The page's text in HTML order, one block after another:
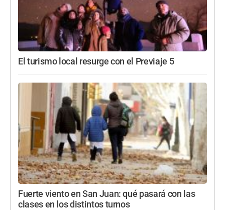
El turismo local resurge con el Previaje 5
Fuerte viento en San Juan: qué pasará con las
clases en los distintos turnos